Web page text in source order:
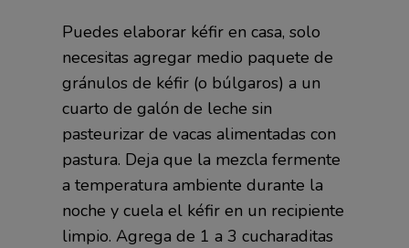
Puedes elaborar kéfir en casa, solo
necesitas agregar medio paquete de
gránulos de kéfir (o búlgaros) a un
cuarto de galón de leche sin
pasteurizar de vacas alimentadas con
pastura. Deja que la mezcla fermente
a temperatura ambiente durante la
noche y cuela el kéfir en un recipiente
limpio. Agrega de 1 a 3 cucharaditas